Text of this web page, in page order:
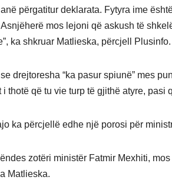
përgatitur deklarata. Fytyra ime
mos lejoni që askush të
ka shkruar Matlieska, përcjell Plusinfo.
drejtoresha “ka pasur spiunë” mes
i thotë që tu vie turp të gjithë atyre,
ka përcjellë edhe një porosi për
zotëri ministër Fatmir Mexhiti,
Matlieska.